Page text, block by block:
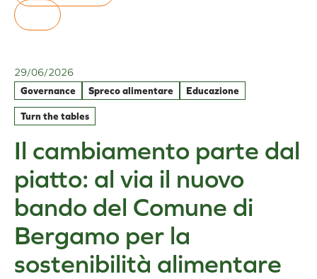
:
Napoca:
scambio
internazionale
per
nelle
politiche
pubbliche
29/06/2026
Governance
Spreco alimentare Educazione
Turn the tables
Il cambiamento parte dal
piatto: al via il nuovo
bando del Comune di
Bergamo per la
sostenibilità alimentare